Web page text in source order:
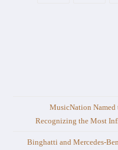
MusicNation Named
Recognizing the Most
Binghatti and Mercedes-